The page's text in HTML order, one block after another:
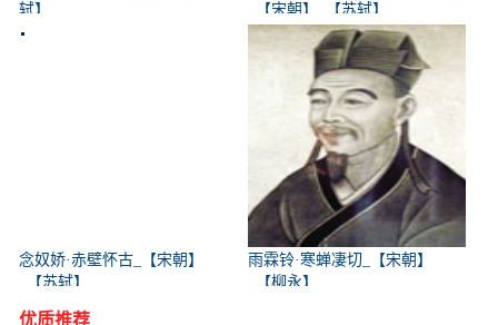
轼】
_【宋朝】_【苏轼】
念奴娇·赤壁怀古_【宋朝】
_【苏轼】
雨霖铃·寒蝉凄切_【宋朝】
_【柳永】
优质推荐